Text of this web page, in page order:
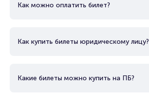
Как можно оплатить билет?
Как купить билеты юридическому лицу?
Какие билеты можно купить на ПБ?